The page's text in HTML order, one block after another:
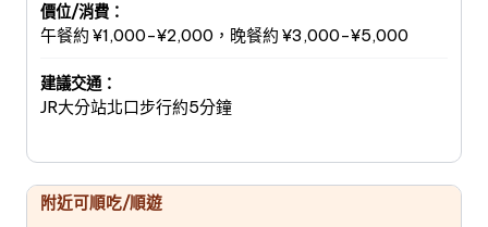
價位/消費：
午餐約 ¥1,000-¥2,000，晚餐約 ¥3,000-¥5,000
建議交通：
JR大分站北口步行約5分鐘
附近可順吃/順遊